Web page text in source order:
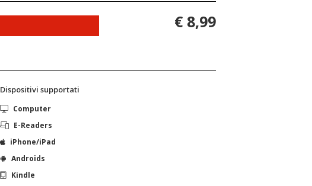
€ 8,99
Dispositivi supportati
Computer
E-Readers
iPhone/iPad
Androids
Kindle